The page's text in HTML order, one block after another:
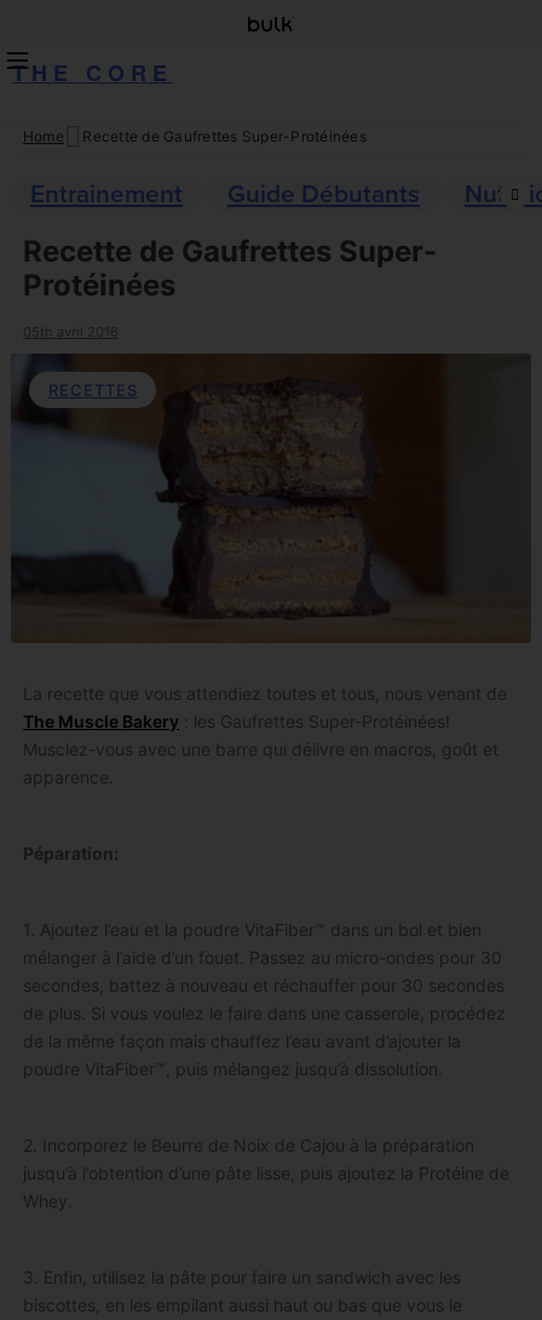
THE CORE
Skip
content
Home Recette de Gaufrettes Super-Protéinées
Entrainement Guide Débutants
Recette de Gaufrettes Super-
Protéinées
05th avril 2016
RECETTES
La recette que vous attendiez toutes et tous, nous venant de
The Muscle Bakery : les Gaufrettes Super-Protéinées!
Musclez-vous avec une barre qui délivre en macros, goût et
apparence.
Péparation:
1. Ajoutez l’eau et la poudre VitaFiber™ dans un bol et bien
mélanger à l’aide d’un fouet. Passez au micro-ondes pour 30
secondes, battez à nouveau et réchauffer pour 30 secondes
de plus. Si vous voulez le faire dans une casserole, procédez
de la même façon mais chauffez l’eau avant d’ajouter la
poudre VitaFiber™, puis mélangez jusqu’à dissolution.
2. Incorporez le Beurre de Noix de Cajou à la préparation
jusqu’à l’obtention d’une pâte lisse, puis ajoutez la Protéine de
Whey.
3. Enfin, utilisez la pâte pour faire un sandwich avec les
biscottes, en les empilant aussi haut ou bas que vous le